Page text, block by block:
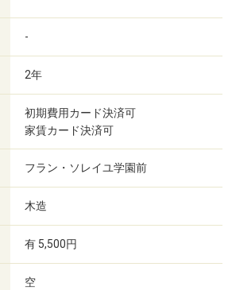
-
2年
初期費用カード決済可
家賃カード決済可
フラン・ソレイユ学園前
木造
有 5,500円
空